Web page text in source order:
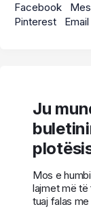
Facebook
Pinterest
Email
Ju
Mos e
lajmet më të
tuaj falas